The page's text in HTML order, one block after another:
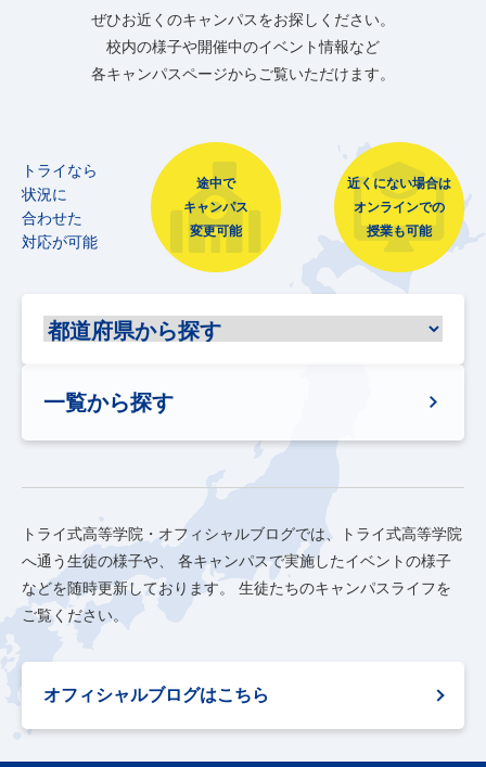
ぜひお近くのキャンパスをお探しください。
校内の様子や開催中のイベント情報など
各キャンパスページからご覧いただけます。
トライなら
状況に
合わせた
対応が可能
途中で
キャンパス
変更可能
近くにない場合は
オンラインでの
授業も可能
一覧から探す
トライ式高等学院・オフィシャルブログでは、トライ式高等学院
へ通う生徒の様子や、
各キャンパスで実施したイベントの様子
などを随時更新しております。
生徒たちのキャンパスライフを
ご覧ください。
オフィシャルブログはこちら